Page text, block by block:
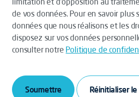
de vos données. Pour en savoir plus
données que nous réalisons et les
disposez sur vos données
consulter notre Politique de
Soumettre